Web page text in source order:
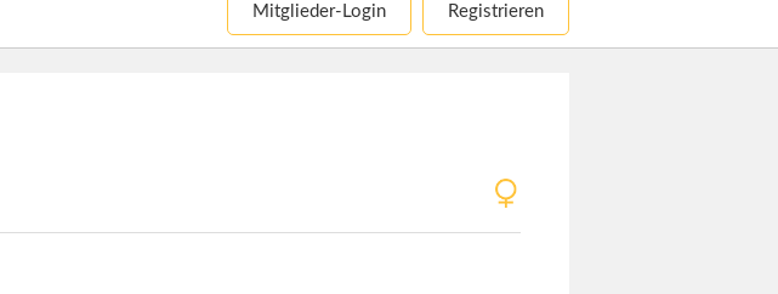
Mitglieder-Login Registrieren